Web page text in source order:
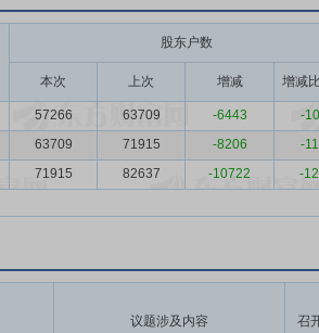
股东户数
本次 上次 增减 增减
57266 63709 -6443
-
63709 71915 -8206
-
71915 82637 -10722 -
议题涉及内容 召